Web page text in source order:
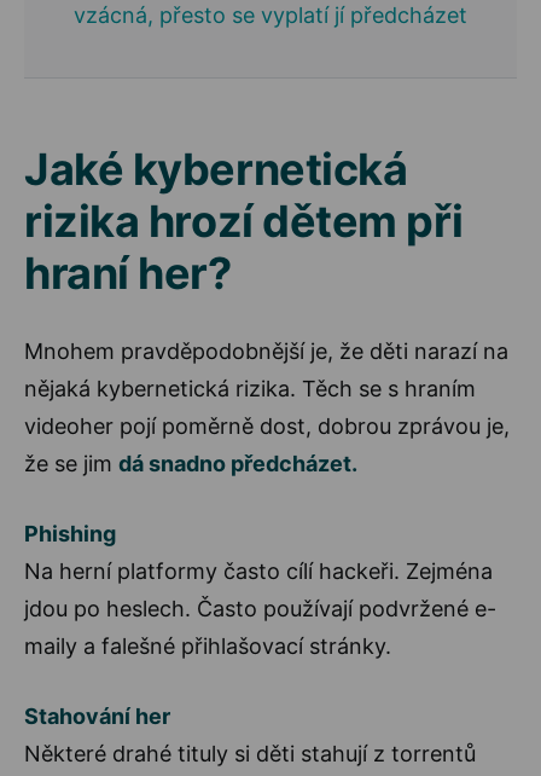
vzácná, přesto se vyplatí jí předcházet
Jaké kybernetická
rizika hrozí dětem při
hraní her?
Mnohem pravděpodobnější je, že děti narazí na
nějaká kybernetická rizika. Těch se s hraním
videoher pojí poměrně dost, dobrou zprávou je,
že se jim dá snadno předcházet.
Phishing
Na herní platformy často cílí hackeři. Zejména
jdou po heslech. Často používají podvržené e-
maily a falešné přihlašovací stránky.
Stahování her
Některé drahé tituly si děti stahují z torrentů